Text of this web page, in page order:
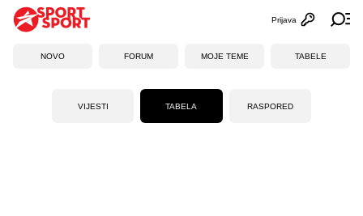
Otvori
Prijava
NOVO FORUM MOJE TEME TABELE
VIJESTI TABELA RASPORED